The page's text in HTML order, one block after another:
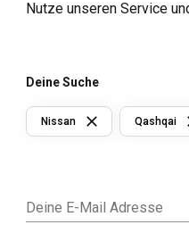
Nutze unseren Service
Deine Suche
Nissan Qashqai
Deine E-Mail Adresse